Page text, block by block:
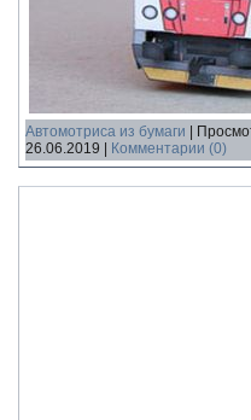
Автомотриса из бумаги
26.06.2019
Комментарии (0)